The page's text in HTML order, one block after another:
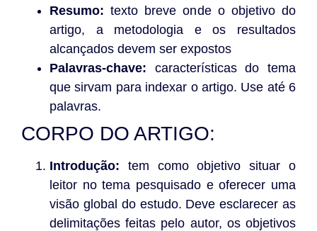
Resumo: texto breve onde o objetivo do
artigo, a metodologia e os resultados
alcançados devem ser expostos
Palavras-chave: características do tema
que sirvam para indexar o artigo. Use até 6
palavras.
CORPO DO ARTIGO:
Introdução: tem como objetivo situar o
leitor no tema pesquisado e oferecer uma
visão global do estudo. Deve esclarecer as
delimitações feitas pelo autor, os objetivos